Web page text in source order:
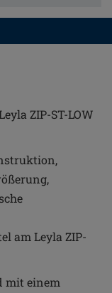
ZIP-ST-LOW
am Leyla ZIP-
mit einem